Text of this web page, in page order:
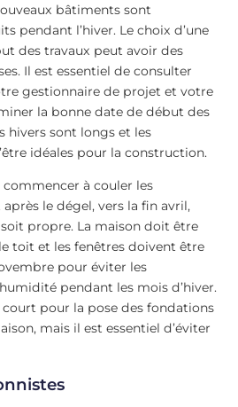
bâtiments sont
pendant l’hiver. Le choix d’une
des travaux peut avoir des
Il est essentiel de consulter
gestionnaire de projet et votre
la bonne date de début des
hivers sont longs et les
idéales pour la construction.
à couler les
le dégel, vers la fin avril,
propre. La maison doit être
toit et les fenêtres doivent être
pour éviter les
pendant les mois d’hiver.
court pour la pose des fondations
mais il est essentiel d’éviter